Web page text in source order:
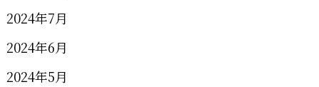
2024年7月
2024年6月
2024年5月